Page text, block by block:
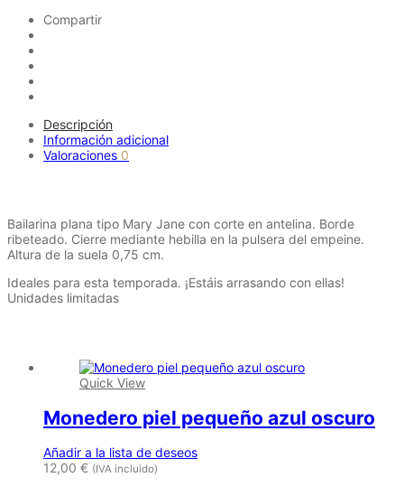
Compartir
Descripción
Información adicional
Valoraciones 0
Bailarina plana tipo Mary Jane con corte en antelina. Borde
ribeteado. Cierre mediante hebilla en la pulsera del empeine.
Altura de la suela 0,75 cm.
Ideales para esta temporada. ¡Estáis arrasando con ellas!
Unidades limitadas
Quick View
Monedero piel pequeño azul oscuro
Añadir a la lista de deseos
12,00 € (IVA incluido)